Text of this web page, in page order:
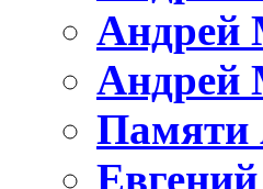
Андрей
Андрей
Памяти